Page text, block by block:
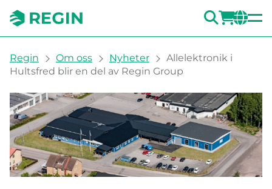
SÖK
You are here:
Regin Om oss Nyheter
Allelektronik i
Hultsfred blir en del av Regin Group